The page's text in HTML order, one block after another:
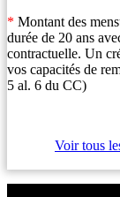
* Montant des
durée de 20 ans
contractuelle. Un
vos capacités de
5 al. 6 du CC)
Voir tous